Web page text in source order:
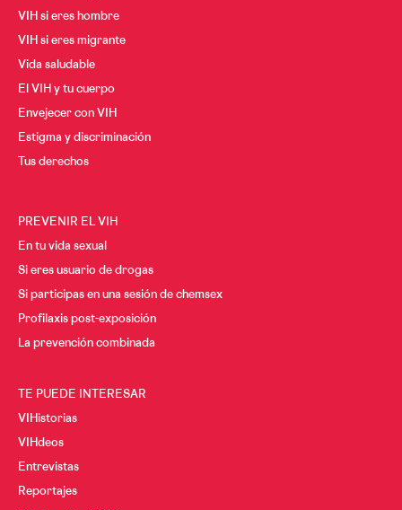
VIH si eres hombre
VIH si eres migrante
Vida saludable
El VIH y tu cuerpo
Envejecer con VIH
Estigma y discriminación
Tus derechos
PREVENIR EL VIH
En tu vida sexual
Si eres usuario de drogas
Si participas en una sesión de chemsex
Profilaxis post-exposición
La prevención combinada
TE PUEDE INTERESAR
VIHistorias
VIHdeos
Entrevistas
Reportajes